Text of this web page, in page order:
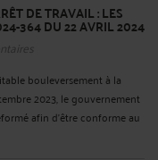
DE TRAVAIL : LES
364 DU 22 AVRIL 2024
bouleversement à la
2023, le gouvernement
afin d’être conforme au